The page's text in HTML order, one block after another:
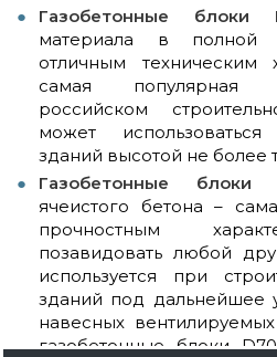
Газобетонные блоки
материала в полной
отличным техническим
самая популярная
российском
может
зданий высотой не более
Газобетонные блоки
ячеистого бетона –
прочностным
позавидовать любой
используется при
зданий под дальнейшее
навесных
газобетонные блоки